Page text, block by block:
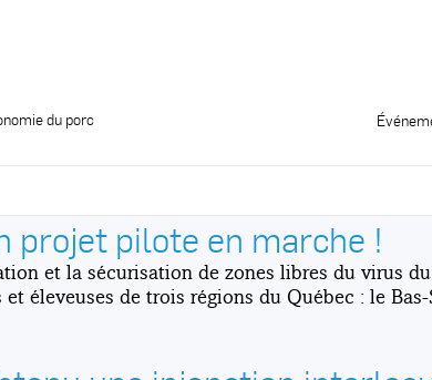
du porc
projet pilote en marche !
et la sécurisation de zones libres du virus
éleveuses de trois régions du Québec : le